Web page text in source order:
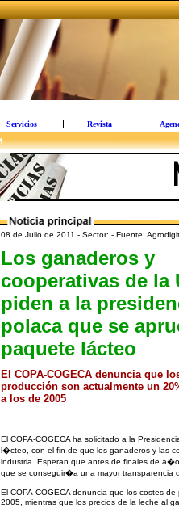
Servicios Revista
08 de Julio de 2011 - Sector: - Fuente:
Los ganaderos y
cooperativas de la
piden a la
polaca que se
paquete lácteo
El COPA-COGECA denuncia que
producción son actualmente un
a los de 2005
El COPA-COGECA ha solicitado a la
l�cteo, con el fin de que los ganaderos y las
industria. Esperan que antes de finales de
que se conseguir�a una mayor
El COPA-COGECA denuncia que los costes
2005, mientras que los precios de la leche al